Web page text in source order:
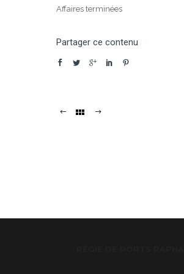
Affaires terminées
Partager ce contenu